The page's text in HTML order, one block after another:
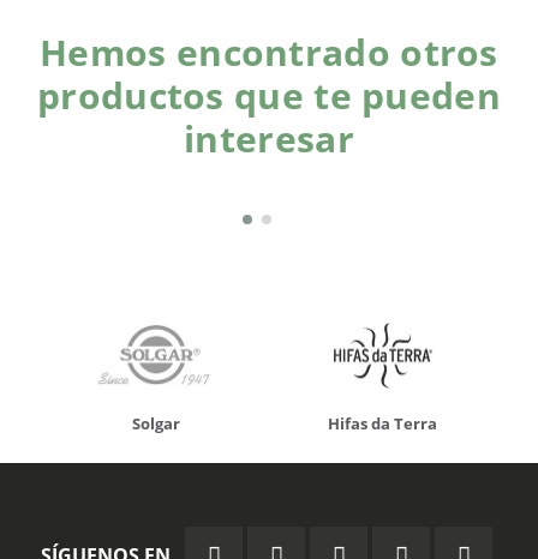
Hemos encontrado otros
productos que te pueden
interesar
Solgar Hifas da Terra